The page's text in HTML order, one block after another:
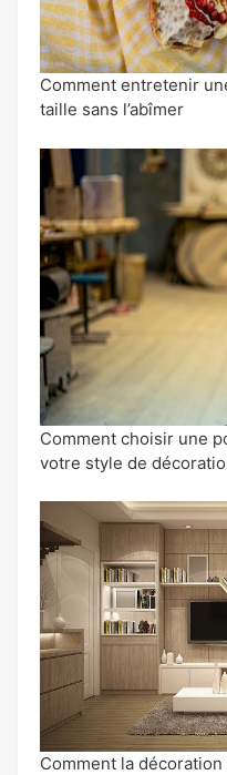
Comment entretenir
taille sans l’abîmer
Comment choisir une
votre style de
Comment la